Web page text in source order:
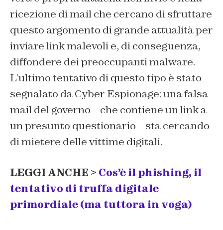
ricezione di mail che cercano di sfruttare
questo argomento di grande attualità per
inviare link malevoli e, di conseguenza,
diffondere dei preoccupanti malware.
L’ultimo tentativo di questo tipo è stato
segnalato da Cyber Espionage: una falsa
mail del governo – che contiene un link a
un presunto questionario – sta cercando
di mietere delle vittime digitali.
LEGGI ANCHE > Cos’è il phishing, il
tentativo di truffa digitale
primordiale (ma tuttora in voga)